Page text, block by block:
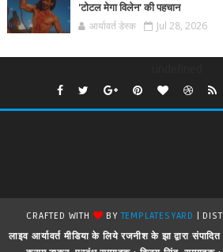
'टोटल मेगा विलेन' की पहचान
आर्यावर्त डेस्क Jul 28, 2026
CRAFTED WITH BYTEMPLATESYARD |
लाइव आर्यावर्त मीडिया के लिये रजनीश के झा द्वारा